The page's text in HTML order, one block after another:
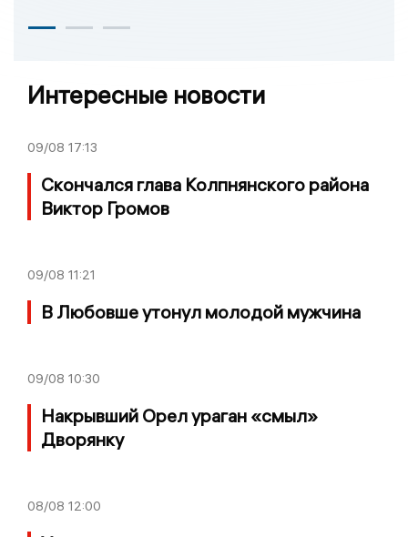
Интересные новости
09/08 17:13
Скончался глава Колпнянского района
Виктор Громов
09/08 11:21
В Любовше утонул молодой мужчина
09/08 10:30
Накрывший Орел ураган «смыл»
Дворянку
08/08 12:00